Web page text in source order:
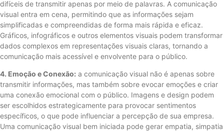
difíceis de transmitir apenas por meio de palavras. A comunicação
visual entra em cena, permitindo que as informações sejam
simplificadas e compreendidas de forma mais rápida e eficaz.
Gráficos, infográficos e outros elementos visuais podem transformar
dados complexos em representações visuais claras, tornando a
comunicação mais acessível e envolvente para o público.
4. Emoção e Conexão: a comunicação visual não é apenas sobre
transmitir informações, mas também sobre evocar emoções e criar
uma conexão emocional com o público. Imagens e design podem
ser escolhidos estrategicamente para provocar sentimentos
específicos, o que pode influenciar a percepção de sua empresa.
Uma comunicação visual bem iniciada pode gerar empatia, simpatia